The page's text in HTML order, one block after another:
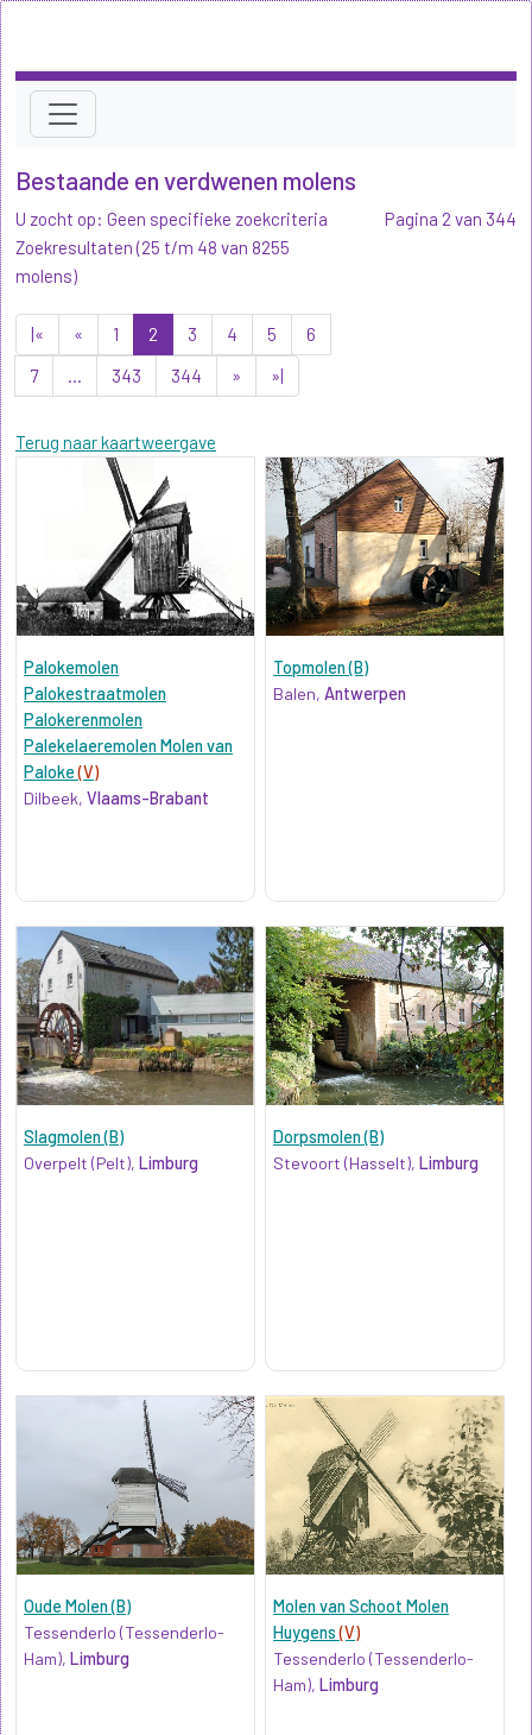
Bestaande en verdwenen molens
U zocht op: Geen specifieke zoekcriteria
Zoekresultaten (25 t/m 48 van 8255
molens)
|« « 1 2 3 4 5
6
7
... 343 344 » »|
Terug naar kaartweergave
Pagina 2 van 344
Palokemolen
Palokestraatmolen
Palokerenmolen
Palekelaeremolen Molen van
Paloke(V)
Dilbeek, Vlaams-Brabant
Topmolen (B)
Balen,Antwerpen
Slagmolen (B)
Overpelt (Pelt), Limburg
Dorpsmolen (B)
Stevoort (Hasselt),Limburg
Oude Molen (B)
Tessenderlo (Tessenderlo-
Ham), Limburg
Molen van Schoot Molen
Huygens(V)
Tessenderlo (Tessenderlo-
Ham),Limburg